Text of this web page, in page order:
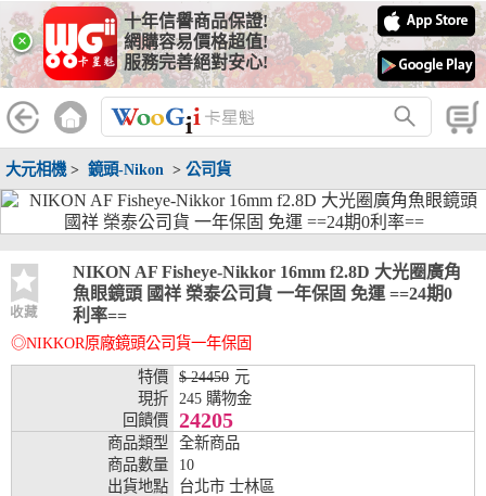
×
十年信譽商品保證!
網購容易價格超值!
服務完善絕對安心!
大元相機 > 鏡頭-Nikon > 公司貨
收藏
NIKON AF Fisheye-Nikkor 16mm f2.8D 大光圈廣角
魚眼鏡頭 國祥 榮泰公司貨 一年保固 免運 ==24期0
利率==
◎NIKKOR原廠鏡頭公司貨一年保固
特價
$ 24450 元
現折
245 購物金
回饋價
24205
商品類型
全新商品
商品數量
10
出貨地點
台北市 士林區
線上分期銀行
WooGii 與 綠界 合作，『信用卡分期付款』 與 『信用卡零利率
分期付款』 的配合銀行如下：
分期期數 提供分期之銀行
兆豐銀行、合作金庫、第一銀行、華南銀行、
彰化銀行、上海銀行、富邦銀行、國泰世華、
台灣企銀、台中銀行、匯豐銀行、華泰銀行、
銀、元大銀行、永豐銀行、玉山銀行、凱基銀
行、星展銀行、台新銀行、安泰銀行、中國信
兆豐銀行、合作金庫、第一銀行、華南銀行、
彰化銀行、上海銀行、富邦銀行、國泰世華、
台灣企銀、台中銀行、匯豐銀行、華泰銀行、
臺灣新光銀行、陽信銀行、聯邦銀行、遠東商
銀、元大銀行、永豐銀行、玉山銀行、凱基銀
行、星展銀行、台新銀行、安泰銀行、中國信
託、台灣樂天、三信商銀